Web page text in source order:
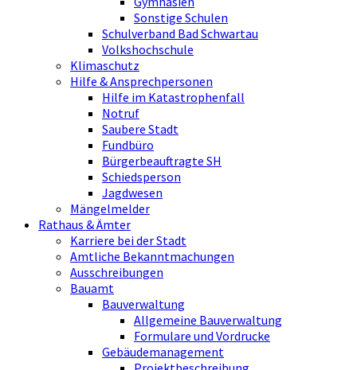
Sonstige Schulen
Schulverband Bad Schwartau
Volkshochschule
Klimaschutz
Hilfe & Ansprechpersonen
Hilfe im Katastrophenfall
Notruf
Saubere Stadt
Fundbüro
Bürgerbeauftragte SH
Schiedsperson
Jagdwesen
Mängelmelder
Rathaus & Ämter
Karriere bei der Stadt
Amtliche Bekanntmachungen
Ausschreibungen
Bauamt
Bauverwaltung
Allgemeine Bauverwaltung
Formulare und Vordrucke
Gebäudemanagement